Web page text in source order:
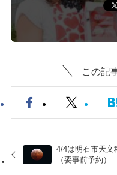
この記
4/4は明石市天文
（要事前予約）